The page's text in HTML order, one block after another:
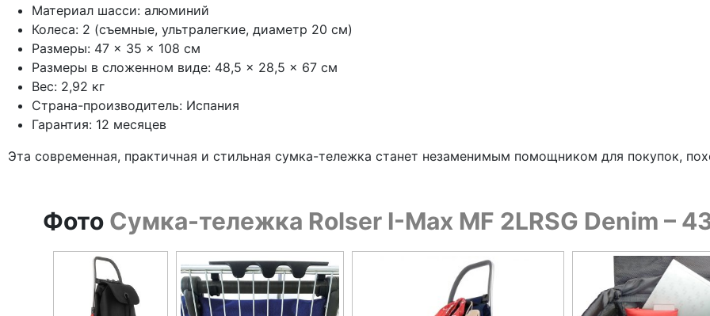
Материал шасси: алюминий
Колеса: 2 (съемные, ультралегкие, диаметр 20 см)
Размеры: 47 × 35 × 108 см
Размеры в сложенном виде: 48,5 × 28,5 × 67 см
Вес: 2,92 кг
Страна-производитель: Испания
Гарантия: 12 месяцев
Эта современная, практичная и стильная сумка-тележка станет незаменимым помощником для покупок,
Фото Сумка-тележка Rolser I-Max MF 2LRSG Denim –